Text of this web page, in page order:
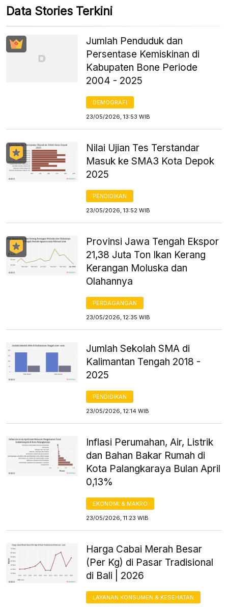
Data Stories Terkini
Jumlah Penduduk dan
Persentase Kemiskinan di
Kabupaten Bone Periode
2004 - 2025
DEMOGRAFI
23/05/2026, 13:53 WIB
Nilai Ujian Tes Terstandar
Masuk ke SMA3 Kota Depok
2025
PENDIDIKAN
23/05/2026, 13:52 WIB
Provinsi Jawa Tengah Ekspor
21,38 Juta Ton Ikan Kerang
Kerangan Moluska dan
Olahannya
PERDAGANGAN
23/05/2026, 12:35 WIB
Jumlah Sekolah SMA di
Kalimantan Tengah 2018 -
2025
PENDIDIKAN
23/05/2026, 12:14 WIB
Inflasi Perumahan, Air, Listrik
dan Bahan Bakar Rumah di
Kota Palangkaraya Bulan April
0,13%
EKONOMI & MAKRO
23/05/2026, 11:23 WIB
Harga Cabai Merah Besar
(Per Kg) di Pasar Tradisional
di Bali | 2026
LAYANAN KONSUMEN & KESEHATAN